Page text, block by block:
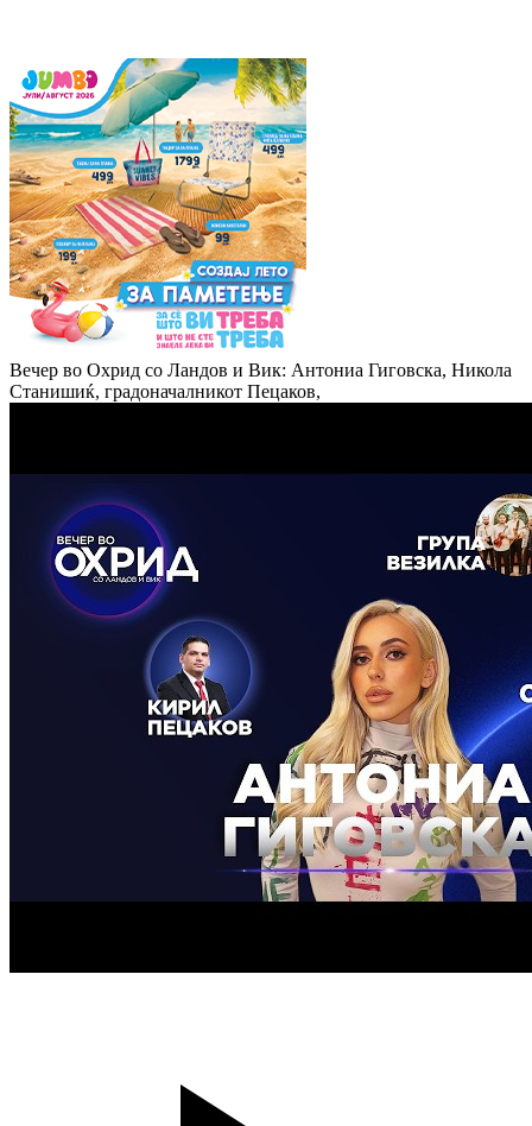
Вечер во Охрид со Ландов и Вик: Антониа Гиговска, Никола
Станишиќ, градоначалникот Пецаков,